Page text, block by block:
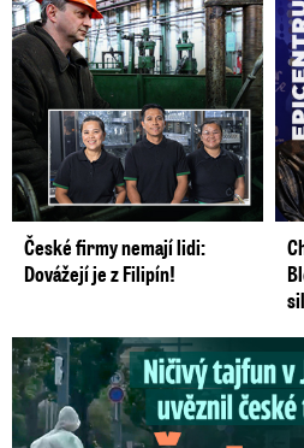
České firmy nemají lidi:
Dovážejí je z Filipín!
Ničivý tajfun uvěznil české